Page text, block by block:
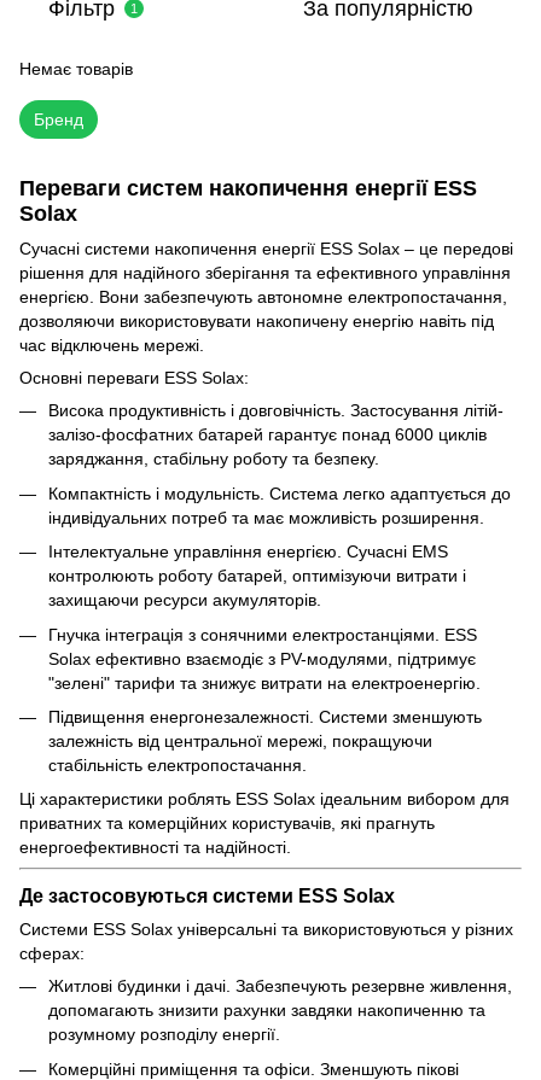
Фільтр 1 За популярністю
Немає товарів
Переваги систем накопичення енергії ESS
Solax
Сучасні системи накопичення енергії ESS Solax – це передові
рішення для надійного зберігання та ефективного управління
енергією. Вони забезпечують автономне електропостачання,
дозволяючи використовувати накопичену енергію навіть під
час відключень мережі.
Основні переваги ESS Solax:
Висока продуктивність і довговічність. Застосування літій-
залізо-фосфатних батарей гарантує понад 6000 циклів
заряджання, стабільну роботу та безпеку.
Компактність і модульність. Система легко адаптується до
індивідуальних потреб та має можливість розширення.
Інтелектуальне управління енергією. Сучасні EMS
контролюють роботу батарей, оптимізуючи витрати і
захищаючи ресурси акумуляторів.
Гнучка інтеграція з сонячними електростанціями. ESS
Solax ефективно взаємодіє з PV-модулями, підтримує
"зелені" тарифи та знижує витрати на електроенергію.
Підвищення енергонезалежності. Системи зменшують
залежність від центральної мережі, покращуючи
стабільність електропостачання.
Ці характеристики роблять ESS Solax ідеальним вибором для
приватних та комерційних користувачів, які прагнуть
енергоефективності та надійності.
Де застосовуються системи ESS Solax
Системи ESS Solax універсальні та використовуються у різних
сферах:
Житлові будинки і дачі. Забезпечують резервне живлення,
допомагають знизити рахунки завдяки накопиченню та
розумному розподілу енергії.
Комерційні приміщення та офіси. Зменшують пікові
Бренд